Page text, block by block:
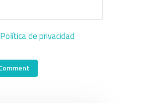
Política de privacidad